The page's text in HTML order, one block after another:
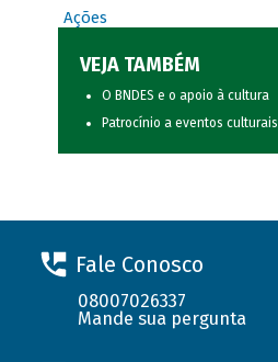
Ações
VEJA TAMBÉM
O BNDES e o apoio à cultura
Patrocínio a eventos culturais
Fale Conosco
08007026337
Mande sua pergunta